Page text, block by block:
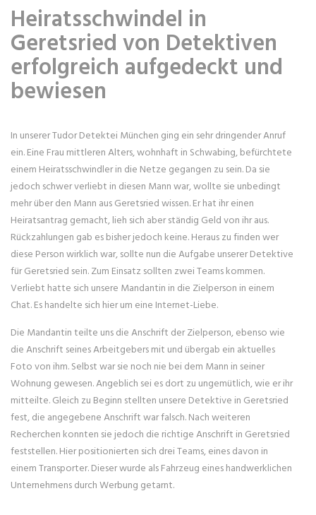
Heiratsschwindel in
Geretsried von Detektiven
erfolgreich aufgedeckt und
bewiesen
In unserer Tudor Detektei München ging ein sehr dringender Anruf
ein. Eine Frau mittleren Alters, wohnhaft in Schwabing, befürchtete
einem Heiratsschwindler in die Netze gegangen zu sein. Da sie
jedoch schwer verliebt in diesen Mann war, wollte sie unbedingt
mehr über den Mann aus Geretsried wissen. Er hat ihr einen
Heiratsantrag gemacht, lieh sich aber ständig Geld von ihr aus.
Rückzahlungen gab es bisher jedoch keine. Heraus zu finden wer
diese Person wirklich war, sollte nun die Aufgabe unserer Detektive
für Geretsried sein. Zum Einsatz sollten zwei Teams kommen.
Verliebt hatte sich unsere Mandantin in die Zielperson in einem
Chat. Es handelte sich hier um eine Internet-Liebe.
Die Mandantin teilte uns die Anschrift der Zielperson, ebenso wie
die Anschrift seines Arbeitgebers mit und übergab ein aktuelles
Foto von ihm. Selbst war sie noch nie bei dem Mann in seiner
Wohnung gewesen. Angeblich sei es dort zu ungemütlich, wie er ihr
mitteilte. Gleich zu Beginn stellten unsere Detektive in Geretsried
fest, die angegebene Anschrift war falsch. Nach weiteren
Recherchen konnten sie jedoch die richtige Anschrift in Geretsried
feststellen. Hier positionierten sich drei Teams, eines davon in
einem Transporter. Dieser wurde als Fahrzeug eines handwerklichen
Unternehmens durch Werbung getarnt.